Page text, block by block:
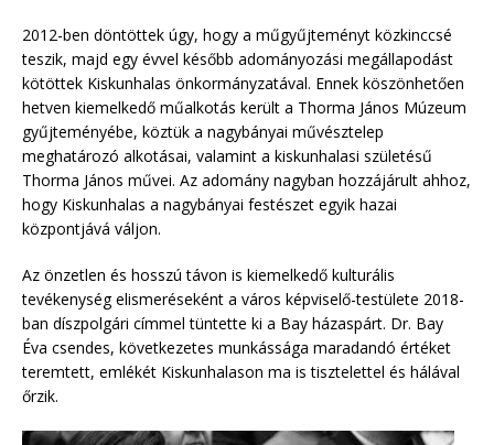
2012-ben döntöttek úgy, hogy a műgyűjteményt közkinccsé
teszik, majd egy évvel később adományozási megállapodást
kötöttek Kiskunhalas önkormányzatával. Ennek köszönhetően
hetven kiemelkedő műalkotás került a Thorma János Múzeum
gyűjteményébe, köztük a nagybányai művésztelep
meghatározó alkotásai, valamint a kiskunhalasi születésű
Thorma János művei. Az adomány nagyban hozzájárult ahhoz,
hogy Kiskunhalas a nagybányai festészet egyik hazai
központjává váljon.
Az önzetlen és hosszú távon is kiemelkedő kulturális
tevékenység elismeréseként a város képviselő-testülete 2018-
ban díszpolgári címmel tüntette ki a Bay házaspárt. Dr. Bay
Éva csendes, következetes munkássága maradandó értéket
teremtett, emlékét Kiskunhalason ma is tisztelettel és hálával
őrzik.